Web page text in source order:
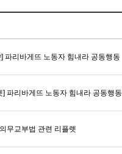
파리바게뜨 노동자 힘내라 공동행동
] 파리바게뜨 노동자 힘내라 공동행동
무교부법 관련 리플렛